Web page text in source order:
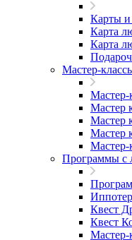
Карты и
Карта
Карта
Мастер-
Мастер-
Мастер
Мастер
Мастер
Мастер-
Программы с
Квест
Квест
Мастер-